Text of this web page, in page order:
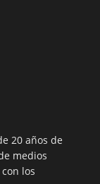
20 años de
medios
los